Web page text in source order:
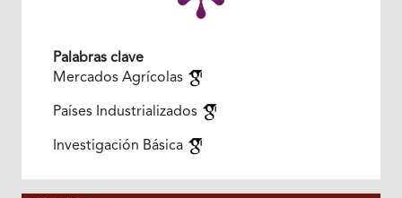
Palabras clave
Mercados Agrícolas
Países Industrializados
Investigación Básica